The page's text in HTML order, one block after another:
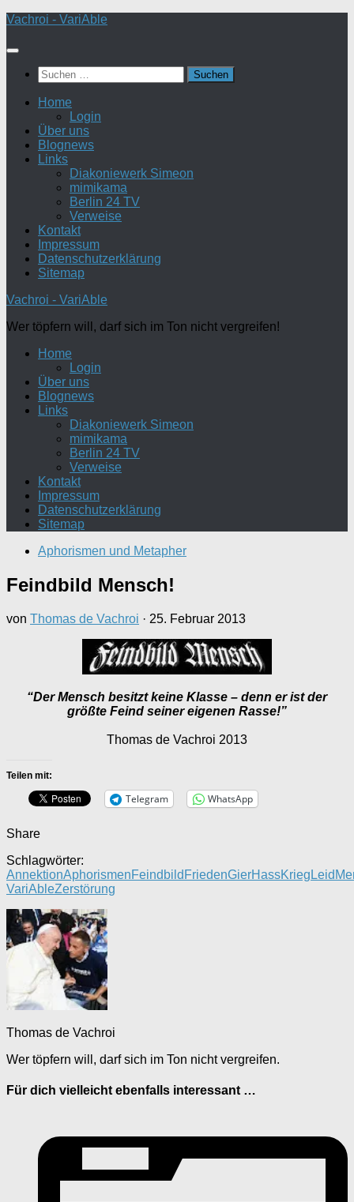
Zum
springen
Vachroi - VariAble
Suchen
nach:
Home
Login
Über uns
Blognews
Links
Diakoniewerk Simeon
mimikama
Berlin 24 TV
Verweise
Kontakt
Impressum
Datenschutzerklärung
Sitemap
Vachroi - VariAble
Wer töpfern will, darf sich im Ton nicht vergreifen!
Home
Login
Über uns
Blognews
Links
Diakoniewerk Simeon
mimikama
Berlin 24 TV
Verweise
Kontakt
Impressum
Datenschutzerklärung
Sitemap
Aphorismen und Metapher
Feindbild Mensch!
von Thomas de Vachroi · 25. Februar 2013
“Der Mensch besitzt keine Klasse – denn er ist der
größte Feind seiner eigenen Rasse!”
Thomas de Vachroi 2013
Teilen mit:
Telegram WhatsApp
Share
Schlagwörter:
AnnektionAphorismenFeindbild FriedenGierHassKrieg Leid
VariAbleZerstörung
Thomas de Vachroi
Wer töpfern will, darf sich im Ton nicht vergreifen.
Für dich vielleicht ebenfalls interessant …